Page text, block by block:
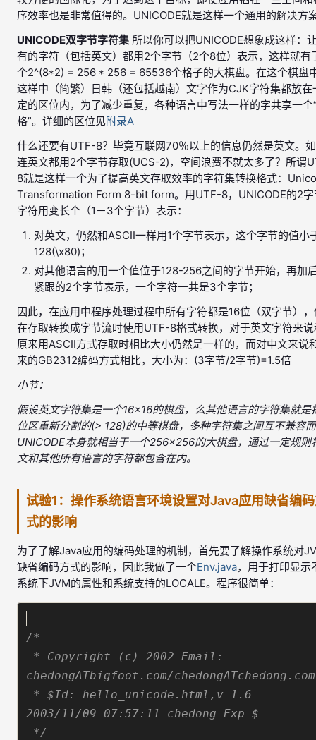
序效率也是非常值得的。UNICODE就是这样一个通用的解决方
UNICODE双字节字符集 所以你可以把UNICODE想象成这样：
有的字符（包括英文）都用2个字节（2个8位）表示，这样就有
个2^(8*2) = 256 * 256 = 65536个格子的大棋盘。在这个棋盘
这样中（简繁）日韩（还包括越南）文字作为CJK字符集都放在
定的区位内，为了减少重复，各种语言中写法一样的字共享一个
格”。详细的区位见附录A
什么还要有UTF-8？毕竟互联网70％以上的信息仍然是英文。
连英文都用2个字节存取(UCS-2)，空间浪费不就太多了？所谓
8就是这样一个为了提高英文存取效率的字符集转换格式：
Transformation Form 8-bit form。用UTF-8，UNICODE的2字
字符用变长个（1－3个字节）表示：
对英文，仍然和ASCII一样用1个字节表示，这个字节的值小
128(\x80)；
对其他语言的用一个值位于128-256之间的字节开始，再加
紧跟的2个字节表示，一个字符一共是3个字节；
因此，在应用中程序处理过程中所有字符都是16位（双字节）
在存取转换成字节流时使用UTF-8格式转换，对于英文字符来
原来用ASCII方式存取时相比大小仍然是一样的，而对中文来说
来的GB2312编码方式相比，大小为：(3字节/2字节)=1.5倍
小节：
假设英文字符集是一个16×16的棋盘，么其他语言的字符集就是
位区重新分割的(> 128)的中等棋盘，多种字符集之间互不兼容而
UNICODE本身就相当于一个256×256的大棋盘，通过一定规则
文和其他所有语言的字符都包含在内。
试验1：操作系统语言环境设置对Java应用缺省编
式的影响
为了了解Java应用的编码处理的机制，首先要了解操作系统对
缺省编码方式的影响，因此我做了一个Env.java，用于打印显示
系统下JVM的属性和系统支持的LOCALE。程序很简单：
*/